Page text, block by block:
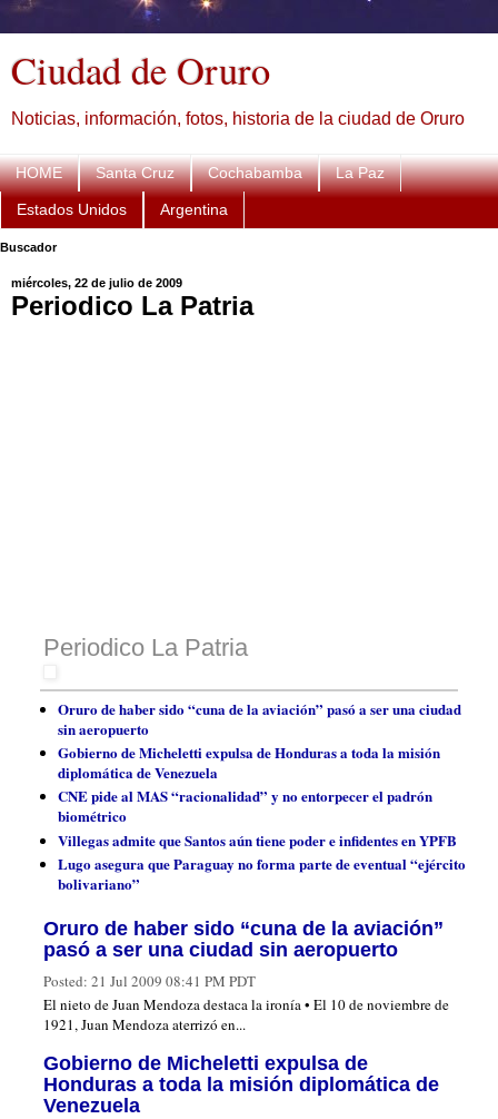
Ciudad de Oruro
Noticias, información, fotos, historia de la ciudad de Oruro
HOME Santa Cruz Cochabamba La Paz
Estados Unidos Argentina
Buscador
miércoles, 22 de julio de 2009
Periodico La Patria
Periodico La Patria
Oruro de haber sido “cuna de la aviación” pasó a ser una ciudad
sin aeropuerto
Gobierno de Micheletti expulsa de Honduras a toda la misión
diplomática de Venezuela
CNE pide al MAS “racionalidad” y no entorpecer el padrón
biométrico
Villegas admite que Santos aún tiene poder e infidentes en YPFB
Lugo asegura que Paraguay no forma parte de eventual “ejército
bolivariano”
Oruro de haber sido “cuna de la aviación”
pasó a ser una ciudad sin aeropuerto
Posted: 21 Jul 2009 08:41 PM PDT
El nieto de Juan Mendoza destaca la ironía • El 10 de noviembre de
1921, Juan Mendoza aterrizó en...
Gobierno de Micheletti expulsa de
Honduras a toda la misión diplomática de
Venezuela